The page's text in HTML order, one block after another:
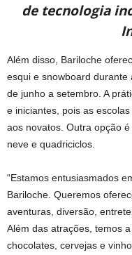
de tecnologia
Além disso, Bariloche
esqui e snowboard
de junho a setembro. A
e iniciantes, pois as
aos novatos. Outra opção
neve e quadriciclos.
“Estamos entusiasmados
Bariloche. Queremos
aventuras, diversão,
Além das atrações, temos
chocolates, cervejas e